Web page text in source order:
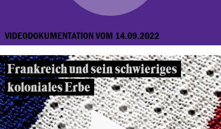
VIDEODOKUMENTATION VOM 14.09.2022
Frankreich und sein schwieriges
koloniales Erbe